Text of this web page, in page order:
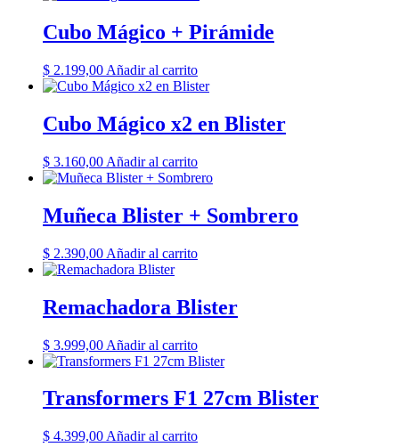
Cubo Mágico + Pirámide
$ 2.199,00 Añadir al carrito
Cubo Mágico x2 en Blister
$ 3.160,00 Añadir al carrito
Muñeca Blister + Sombrero
$ 2.390,00 Añadir al carrito
Remachadora Blister
$ 3.999,00 Añadir al carrito
Transformers F1 27cm Blister
$ 4.399,00 Añadir al carrito